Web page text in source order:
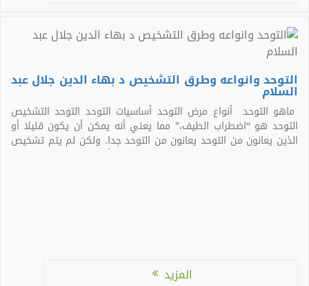
التوحد وانواعه وطرق التشخيص د بهاء الدين جلال عبد
السلام
ماهو التوحد أنواع مرض التوحد أساسيات التوحد التوحد التشخيص
التوحد هو “اضطراب الطيف،” مما يعني أنه يمكن أن يكون قليلا أو
الذين يعانون من التوحد يعانون من التوحد جدا. ولكن لم يتم تشخيص
طيف التوحد ضمن مسمى بوضوح، ولا هي أعراض نفسه دائما حتى
المزيد